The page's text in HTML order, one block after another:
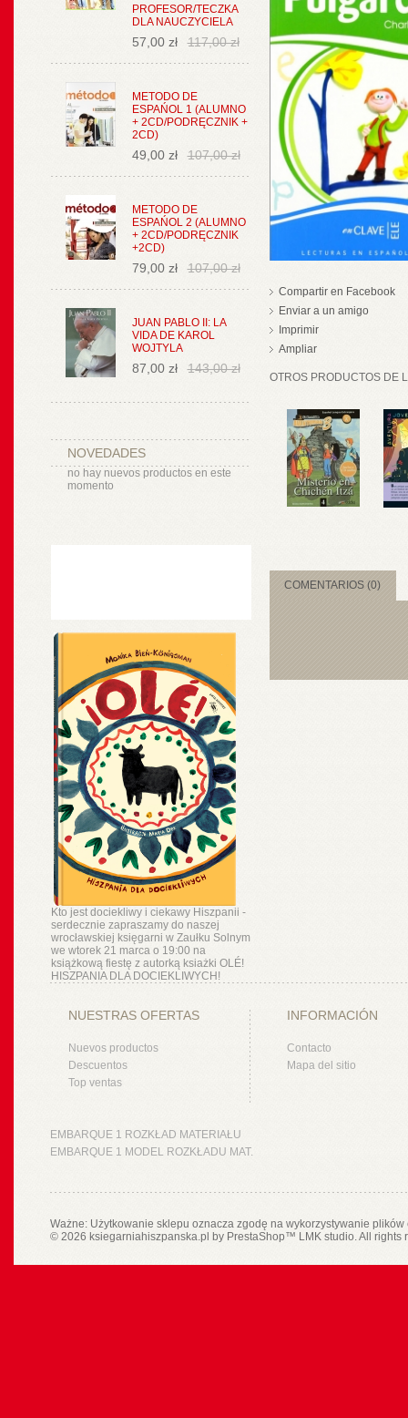
PROFESOR/TECZKA
DLA NAUCZYCIELA
57,00 zł 117,00 zł
METODO DE
ESPAŃOL 1 (ALUMNO
+ 2CD/PODRĘCZNIK +
2CD)
49,00 zł 107,00 zł
METODO DE
ESPAŃOL 2 (ALUMNO
+ 2CD/PODRĘCZNIK
+2CD)
79,00 zł 107,00 zł
JUAN PABLO II: LA
VIDA DE KAROL
WOJTYLA
87,00 zł 143,00 zł
NOVEDADES
no hay nuevos productos en este
momento
Kto jest dociekliwy i ciekawy Hiszpanii -
serdecznie zapraszamy do naszej
wrocławskiej księgarni w Zaułku Solnym
we wtorek 21 marca o 19:00 na
książkową fiestę z autorką ksiażki OLÉ!
HISZPANIA DLA DOCIEKLIWYCH!
Compartir en Facebook
Enviar a un amigo
Imprimir
Ampliar
OTROS PRODUCTOS DE
COMENTARIOS (0)
NUESTRAS OFERTAS
Nuevos productos
Descuentos
Top ventas
INFORMACIÓN
Contacto
Mapa del sitio
EMBARQUE 1 ROZKŁAD MATERIAŁU
EMBARQUE 1 MODEL ROZKŁADU MAT.
Ważne: Użytkowanie sklepu oznacza zgodę na wykorzystywanie
© 2026 ksiegarniahiszpanska.pl by PrestaShop™ LMK studio. All rights